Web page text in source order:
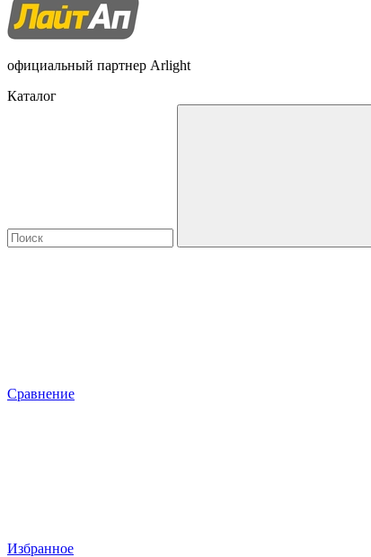
официальный партнер Arlight
Каталог
Сравнение
Избранное